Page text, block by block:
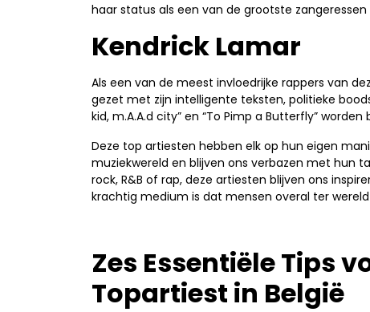
haar status als een van de grootste
Kendrick Lamar
Als een van de meest invloedrijke rappers van
gezet met zijn intelligente teksten, politieke
kid, m.A.A.d city” en “To Pimp a Butterfly”
Deze top artiesten hebben elk op hun eigen
muziekwereld en blijven ons verbazen met hun
rock, R&B of rap, deze artiesten blijven ons
krachtig medium is dat mensen overal ter
Zes Essentiële Tips
Topartiest in België